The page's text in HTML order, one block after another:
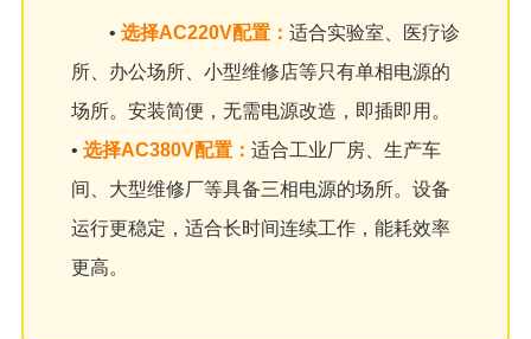
• 选择AC220V配置： 适合实验室、医疗诊
所、办公场所、小型维修店等只有单相电源的
场所。安装简便，无需电源改造，即插即用。
• 选择AC380V配置： 适合工业厂房、生产车
间、大型维修厂等具备三相电源的场所。设备
运行更稳定，适合长时间连续工作，能耗效率
更高。